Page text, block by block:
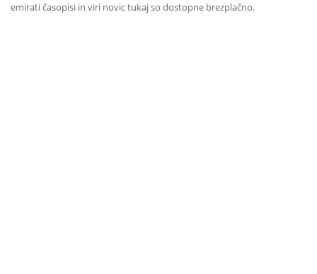
emirati časopisi in viri novic tukaj so dostopne brezplačno.